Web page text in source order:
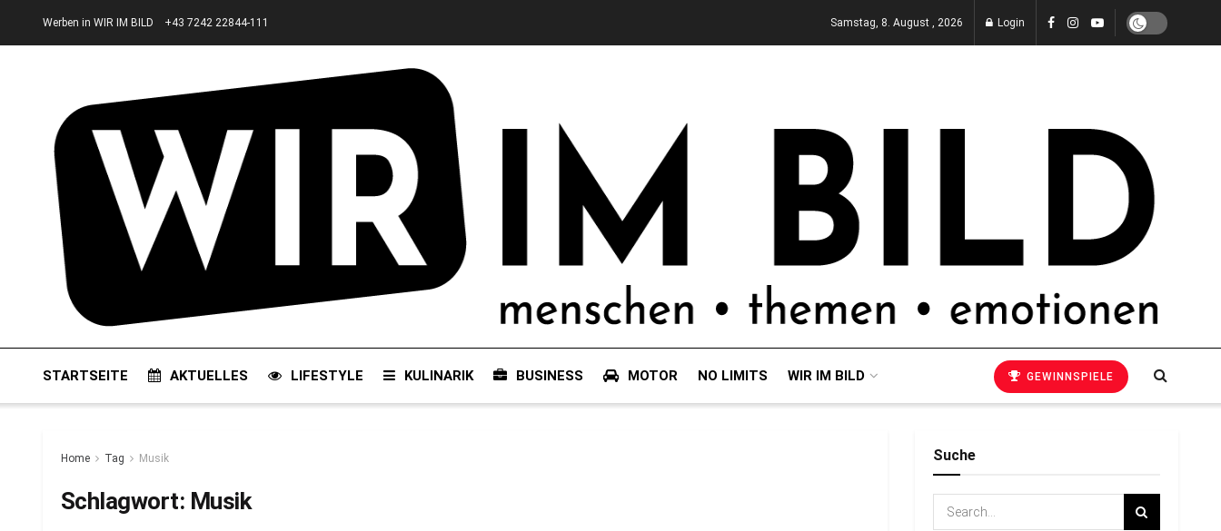
Werben in WIR IM BILD +43 7242 22844-111 Samstag, 8. August , 2026 Login
STARTSEITE AKTUELLES LIFESTYLE KULINARIK BUSINESS MOTOR NO LIMITS WIR IM BILD GEWINNSPIELE
Home Tag Musik
Schlagwort: Musik
Suche